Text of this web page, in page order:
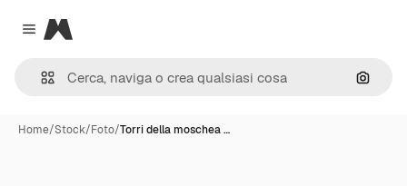
Close menu
Magnific
Cerca
Home/Stock/Foto/Torri della moschea …